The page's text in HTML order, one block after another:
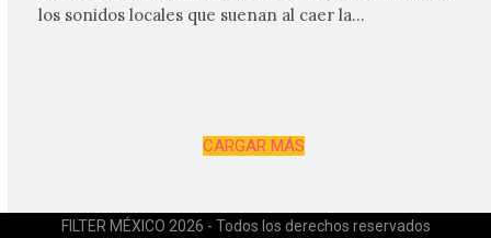
los sonidos locales que suenan al caer la…
CARGAR MÁS
FILTER MÉXICO 2026 - Todos los derechos reservados